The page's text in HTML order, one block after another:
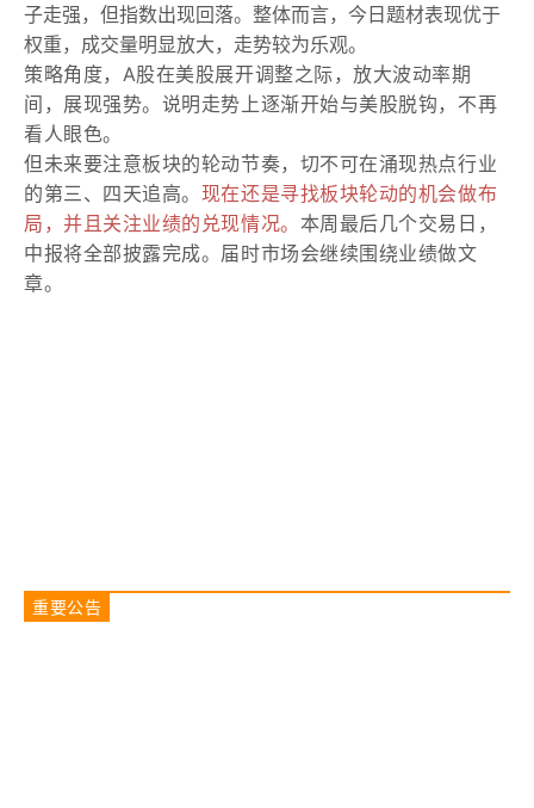
子走强，但指数出现回落。 整体而言，今日题材表现优于
权重，成交量明显放大，走势较为乐观。
策略角度，A股在美股展开调整之际，放大波动率期
间，展现强势。说明走势上逐渐开始与美股脱钩，不再
看人眼色。
但未来要注意板块的轮动节奏，切不可在涌现热点行业
的第三、四天追高。 现在还是寻找板块轮动的机会做布
局，并且关注业绩的兑现情况。 本周最后几个交易日，
中报将全部披露完成。届时市场会继续围绕业绩做文
章。
重要公告